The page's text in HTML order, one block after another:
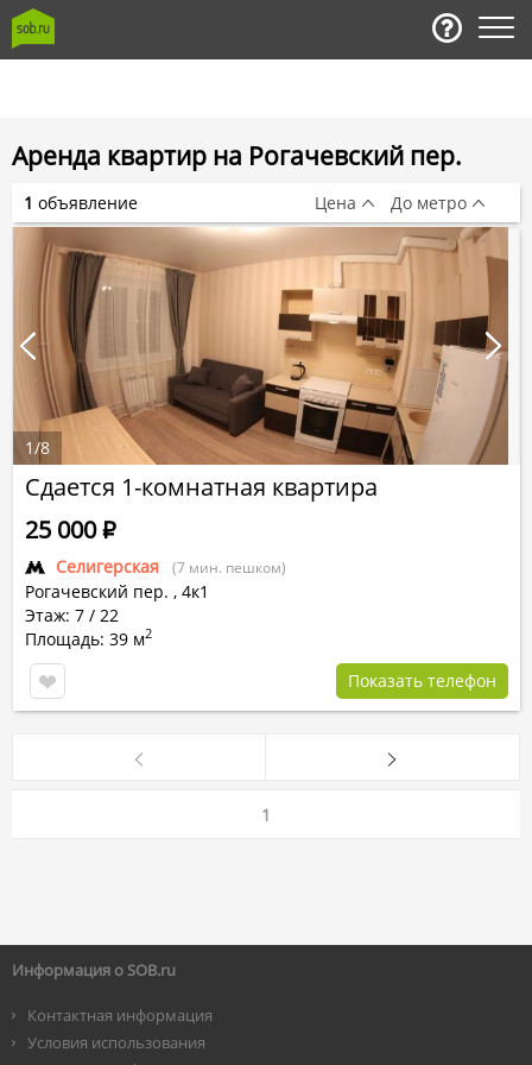
Аренда квартир на Рогачевский пер.
Сдается 1-комнатная квартира
Селигерская (7 мин. пешком)
Рогачевский пер. , 4к1
Этаж: 7 / 22
Площадь: 39 м2
25 000Р
Показать телефон
1/8
1 объявление Цена До метро
1
Информация о SOB.ru
Контактная информация
Условия использования